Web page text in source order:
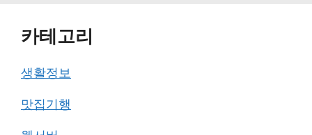
카테고리
생활정보
맛집기행